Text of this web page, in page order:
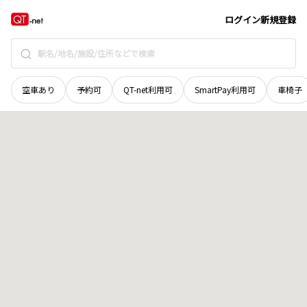
ログイン新規登録
空車あり 予約可 QT-net利用可 SmartPay利用可 車椅子
北海道